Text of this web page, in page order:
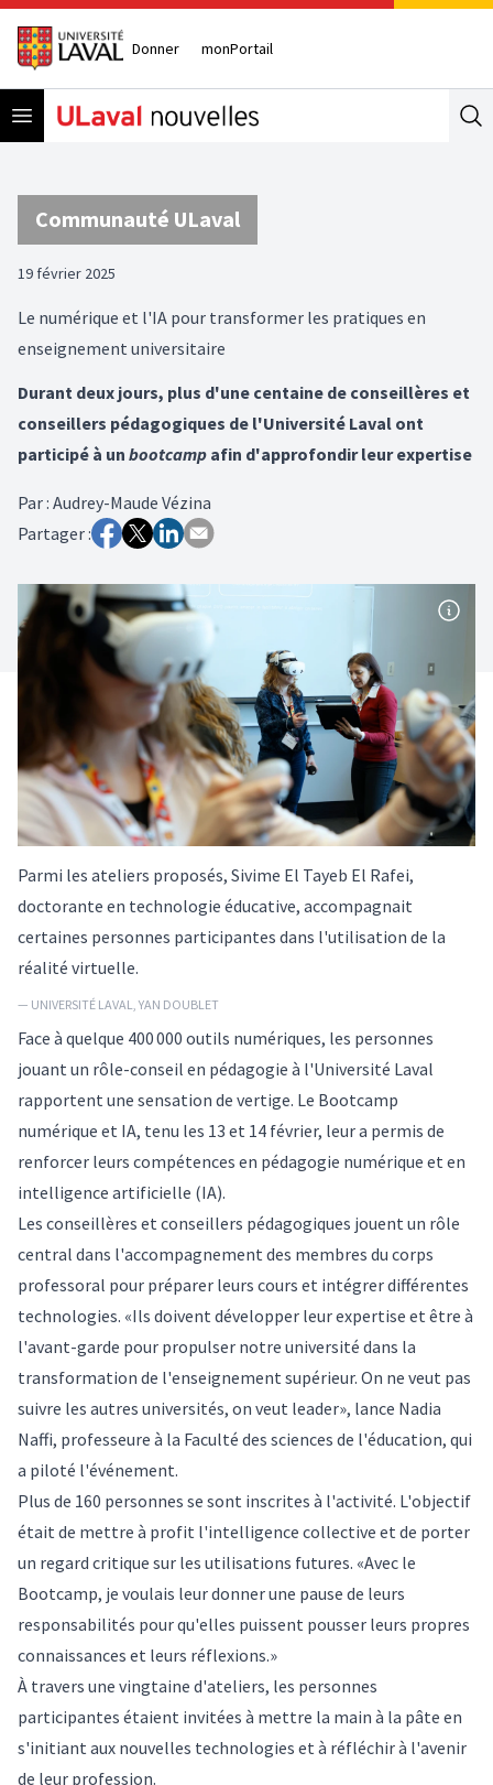
Donner monPortail
Open menu
Communauté ULaval
19 février 2025
Le numérique et l'IA pour transformer les pratiques en
enseignement universitaire
Durant deux jours, plus d'une centaine de conseillères et
conseillers pédagogiques de l'Université Laval ont
participé à un bootcamp afin d'approfondir leur expertise
Par: Audrey-Maude Vézina
Partager :
Parmi les ateliers proposés, Sivime El Tayeb El Rafei,
doctorante en technologie éducative, accompagnait
certaines personnes participantes dans l'utilisation de la
réalité virtuelle.
— UNIVERSITÉ LAVAL, YAN DOUBLET
Face à quelque 400 000 outils numériques, les personnes
jouant un rôle-conseil en pédagogie à l'Université Laval
rapportent une sensation de vertige. Le Bootcamp
numérique et IA, tenu les 13 et 14 février, leur a permis de
renforcer leurs compétences en pédagogie numérique et en
intelligence artificielle (IA).
Les conseillères et conseillers pédagogiques jouent un rôle
central dans l'accompagnement des membres du corps
professoral pour préparer leurs cours et intégrer différentes
technologies. «Ils doivent développer leur expertise et être à
l'avant-garde pour propulser notre université dans la
transformation de l'enseignement supérieur. On ne veut pas
suivre les autres universités, on veut leader», lance Nadia
Naffi, professeure à la Faculté des sciences de l'éducation, qui
a piloté l'événement.
Plus de 160 personnes se sont inscrites à l'activité. L'objectif
était de mettre à profit l'intelligence collective et de porter
un regard critique sur les utilisations futures. «Avec le
Bootcamp, je voulais leur donner une pause de leurs
responsabilités pour qu'elles puissent pousser leurs propres
connaissances et leurs réflexions.»
À travers une vingtaine d'ateliers, les personnes
participantes étaient invitées à mettre la main à la pâte en
s'initiant aux nouvelles technologies et à réfléchir à l'avenir
de leur profession.